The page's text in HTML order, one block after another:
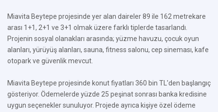
Miavita Beytepe projesinde yer alan daireler 89 ile 162 metrekare
arası 1+1, 2+1 ve 3+1 olmak üzere farklı tiplerde tasarlandı.
Projenin sosyal olanakları arasında; yüzme havuzu, çocuk oyun
alanları, yürüyüş alanları, sauna, fitness salonu, cep sineması, kafe
otopark ve güvenlik mevcut.
Miavita Beytepe projesinde konut fiyatları 360 bin TL'den başlangıç
gösteriyor. Ödemelerde yüzde 25 peşinat sonrası banka kredisine
uygun seçenekler sunuluyor. Projede ayrıca kişiye özel ödeme